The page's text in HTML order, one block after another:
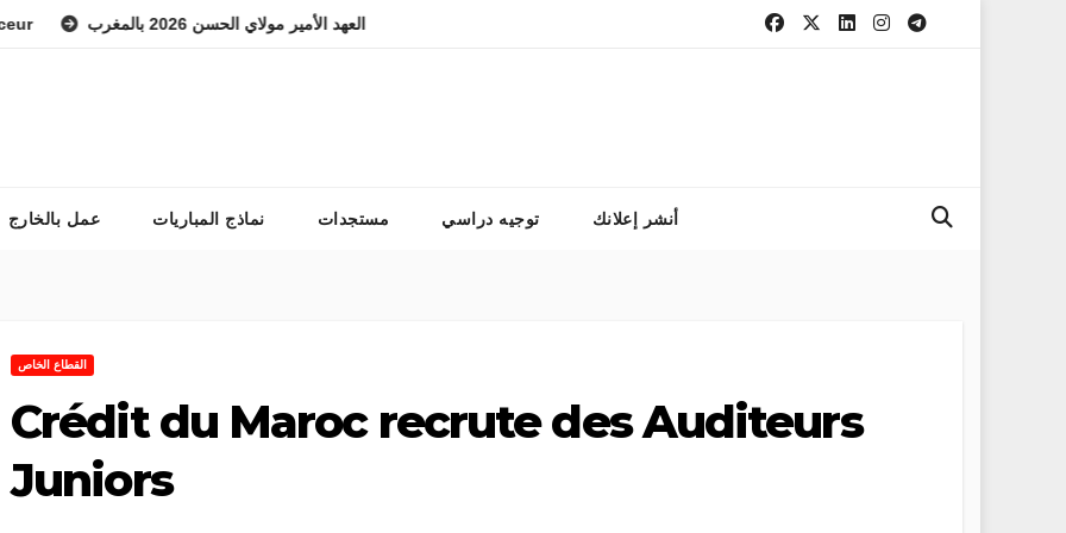
التسجيل في مباراة المعهد الوطني للفرس ولي العهد الأمير مولاي الحسن 2026 بالمغرب
عمل بالخارج نماذج المباريات مستجدات توجيه دراسي أنشر إعلانك
القطاع الخاص
Crédit du Maroc recrute des Auditeurs
Juniors